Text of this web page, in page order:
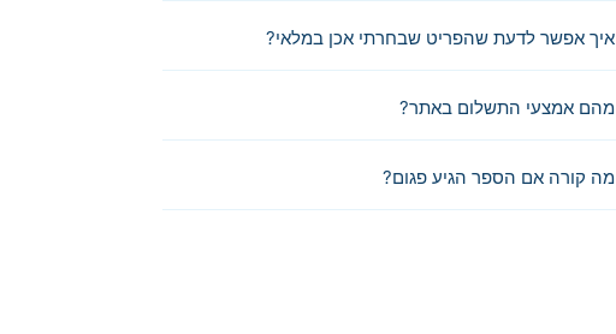
איך אפשר לדעת שהפריט שבחרתי אכן במלאי?
מהם אמצעי התשלום באתר?
מה קורה אם הספר הגיע פגום?